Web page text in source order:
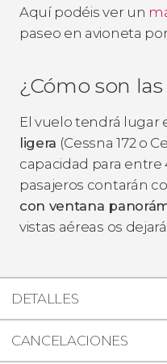
Aquí podéis ver un
paseo en avioneta
¿Cómo son
El vuelo tendrá lugar
ligera (Cessna 172 o
capacidad para entre
pasajeros contarán
con ventana
vistas aéreas os
DETALLES
CANCELACIONES